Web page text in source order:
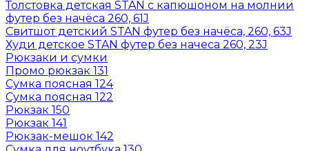
Толстовка детская STAN с капюшоном на молнии
футер без начёса 260, 61J
Свитшот детский STAN футер без начёса, 260, 63J
Худи детское STAN футер без начеса 260, 23J
Рюкзаки и сумки
Промо рюкзак 131
Сумка поясная 124
Сумка поясная 122
Рюкзак 150
Рюкзак 141
Рюкзак-мешок 142